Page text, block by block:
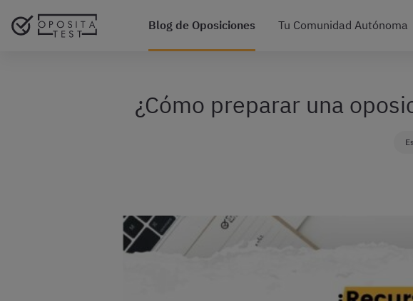
Blog de Oposiciones Tu Comunidad Autónoma
¿Cómo preparar una